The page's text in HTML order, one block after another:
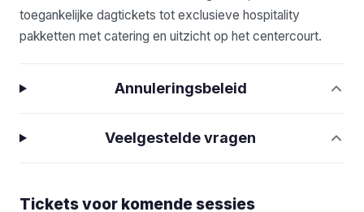
toegankelijke dagtickets tot exclusieve hospitality
pakketten met catering en uitzicht op het centercourt.
Annuleringsbeleid
Veelgestelde vragen
Tickets voor komende sessies